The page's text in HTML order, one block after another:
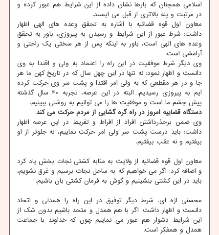
اسلامی همچنان که بارها نشان داده از این شرایط هم عبور کرده و
در مرتبت و پله بالاتری از قبل می ایستد.
معاون اول قوه قضائیه با اشاره به تحقق وعده های الهی اظهار
داشت: شرط عبور از این شرایط و رسیدن به پیروزی، باور به تحقق
وعده های الهی است، باور به اینکه پس از هر سختی یک راحتی و
آرامشی است.
وی دیگر شرط موفقیت در این راه را اعتماد به ولی و اقتدا به وی
دانست و اظهار نمود: نه تنها در این چهل سال که در تاریخ کهن ما هر
جا و در هر مقطعی که به ولی امر اقتدا و پشت سر وی حرکت کرده
ایم به پیروزی رسیدیم. البته در این عرصه، تجربه 40 سال گذشته
پیش چشم ما است و موفقیت ها را می توانیم به روشنی ببینیم.
دستگاه قضاییه امروز در راه گره گشایی از مردم حرکت می کند
وی ضمن برحذرداشتن افراد از افراط و تفریط در این عرصه اظهار
داشت: باید درست پشت سر ولی امر حرکت نماییم، نه جلوتر از او
بیفتیم و نه عقب بیفتیم.
معاون اول قوه قضائیه از ولایت به مثابه کشتی نجات بخش یاد کرد
و اضافه کرد: اگر می خواهیم که به ساحل نجات برسیم و غرق نشویم،
باید در این کشتی بنشینیم و گوش به فرمان کشتی بان باشیم.
محسنی اژه ای، شرط دیگر توفیق در این راه را همدلی و اتحاد
دانست و اظهار داشت: اگر با هم همدل و متحد باشیم بدون شک از
این شرایط دشوار هم عبور می نماییم چون که خداوند با جماعت
همدل و همفکر است.